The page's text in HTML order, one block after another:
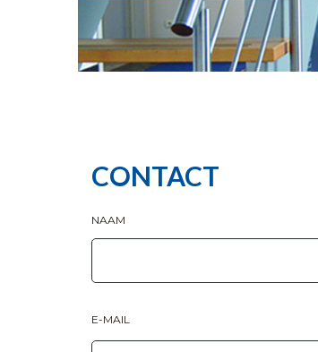
CONTACT
NAAM
E-MAIL